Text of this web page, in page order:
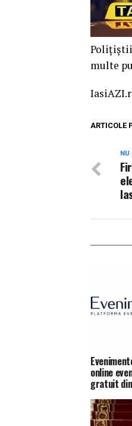
Poliţiştii
multe
ARTICOLE
NU
online
gratuit